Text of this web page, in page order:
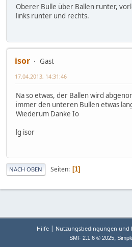
Oberer Bulle über Ballen runter,
links runter und rechts.
isor
Gast
17.04.2013, 14:31:46
Na so etwas, der Ballen wird
immer den unteren Bullen etwas
Wiederum Danke Io
lg isor
NACH OBEN Seiten 1
Hilfe | Nutzungsbedingungen und
SMF 2.1.6 © 2025,